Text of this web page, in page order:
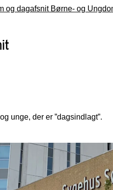
og dagafsnit Børne- og
unge, der er ”dagsindlagt”.